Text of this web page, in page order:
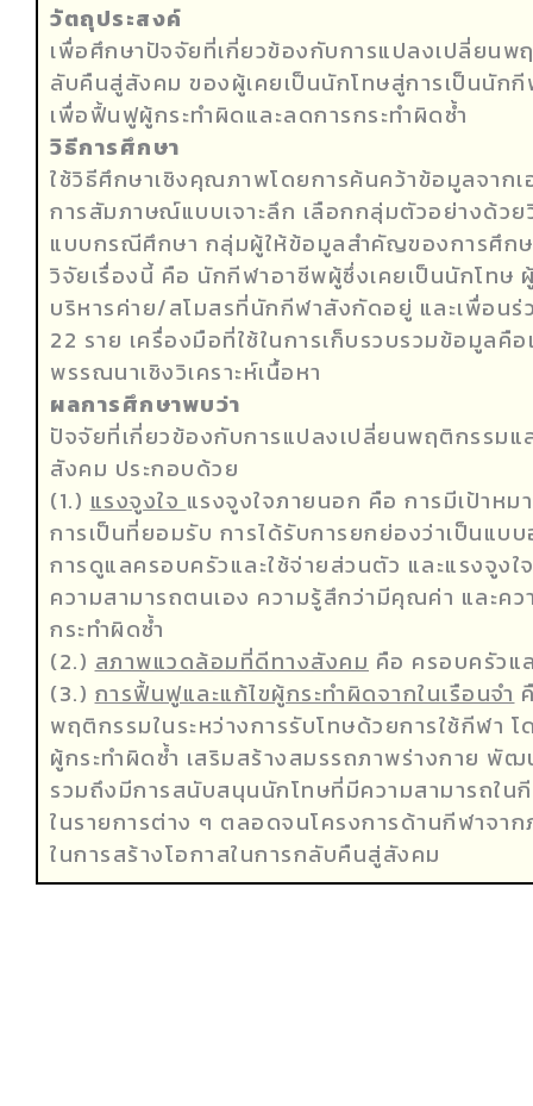
วัตถุประสงค์
เพื่อศึกษาปัจจัยที่เกี่ยวข้องกับการแปลงเปลี่ยนพ
ลับคืนสู่สังคม ของผู้เคยเป็นนักโทษสู่การเป็นนัก
เพื่อฟื้นฟูผู้กระทำผิดและลดการกระทำผิดซ้ำ
วิธีการศึกษา
ใช้วิธีศึกษาเชิงคุณภาพโดยการค้นคว้าข้อมูลจากเ
การสัมภาษณ์แบบเจาะลึก เลือกกลุ่มตัวอย่างด้วย
แบบกรณีศึกษา กลุ่มผู้ให้ข้อมูลสำคัญของการศึก
วิจัยเรื่องนี้ คือ นักกีฬาอาชีพผู้ซึ่งเคยเป็นนักโท
บริหารค่าย/สโมสรที่นักกีฬาสังกัดอยู่ และเพื่อน
22 ราย เครื่องมือที่ใช้ในการเก็บรวบรวมข้อมูล
พรรณนาเชิงวิเคราะห์เนื้อหา
ผลการศึกษาพบว่า
ปัจจัยที่เกี่ยวข้องกับการแปลงเปลี่ยนพฤติกรรมแ
สังคม ประกอบด้วย
(1.) แรงจูงใจ แรงจูงใจภายนอก คือ การมีเป้าหม
การเป็นที่ยอมรับ การได้รับการยกย่องว่าเป็นแบ
การดูแลครอบครัวและใช้จ่ายส่วนตัว และแรงจูง
ความสามารถตนเอง ความรู้สึกว่ามีคุณค่า และค
กระทำผิดซ้ำ
(2.) สภาพแวดล้อมที่ดีทางสังคม คือ ครอบครัวแ
(3.) การฟื้นฟูและแก้ไขผู้กระทำผิดจากในเรือนจำ
พฤติกรรมในระหว่างการรับโทษด้วยการใช้กีฬา
ผู้กระทำผิดซ้ำ เสริมสร้างสมรรถภาพร่างกาย พั
รวมถึงมีการสนับสนุนนักโทษที่มีความสามารถใน
ในรายการต่าง ๆ ตลอดจนโครงการด้านกีฬาจา
ในการสร้างโอกาสในการกลับคืนสู่สังคม